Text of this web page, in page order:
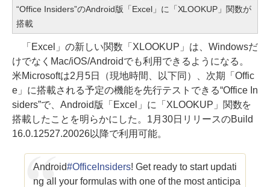
“Office Insiders”のAndroid版「Excel」に「XLOOKUP」関数が
搭載
「Excel」の新しい関数「XLOOKUP」は、Windowsだ
けでなくMac/iOS/Androidでも利用できるようになる。
米Microsoftは2月5日（現地時間、以下同）、次期「Offic
e」に搭載される予定の機能を先行テストできる“Office In
siders”で、Android版「Excel」に「XLOOKUP」関数を
搭載したことを明らかにした。1月30日リリースのBuild
16.0.12527.20026以降で利用可能。
Android#OfficeInsiders! Get ready to start updati
ng all your formulas with one of the most anticipa